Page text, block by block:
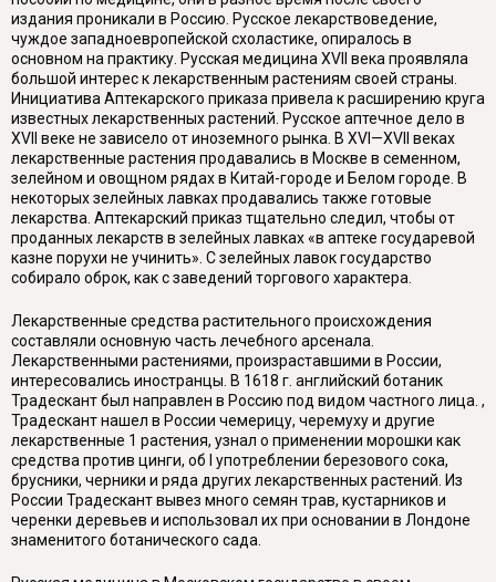
издания проникали в Россию. Русское лекарствоведение,
чуждое западноевропейской схоластике, опиралось в
основном на практику. Русская медицина XVII века проявляла
большой интерес к лекарственным растениям своей страны.
Инициатива Аптекарского приказа привела к расширению круга
известных лекарственных растений. Русское аптечное дело в
XVII веке не зависело от иноземного рынка. В XVI—XVII веках
лекарственные растения продавались в Москве в семенном,
зелейном и овощном рядах в Китай-городе и Белом городе. В
некоторых зелейных лавках продавались также готовые
лекарства. Аптекарский приказ тщательно следил, чтобы от
проданных лекарств в зелейных лавках «в аптеке государевой
казне порухи не учинить». С зелейных лавок государство
собирало оброк, как с заведений торгового характера.
Лекарственные средства растительного происхождения
составляли основную часть лечебного арсенала.
Лекарственными растениями, произраставшими в России,
интересовались иностранцы. В 1618 г. английский ботаник
Традескант был направлен в Россию под видом частного лица. ,
Традескант нашел в России чемерицу, черемуху и другие
лекарственные 1 растения, узнал о применении морошки как
средства против цинги, об I употреблении березового сока,
брусники, черники и ряда других лекарственных растений. Из
России Традескант вывез много семян трав, кустарников и
черенки деревьев и использовал их при основании в Лондоне
знаменитого ботанического сада.